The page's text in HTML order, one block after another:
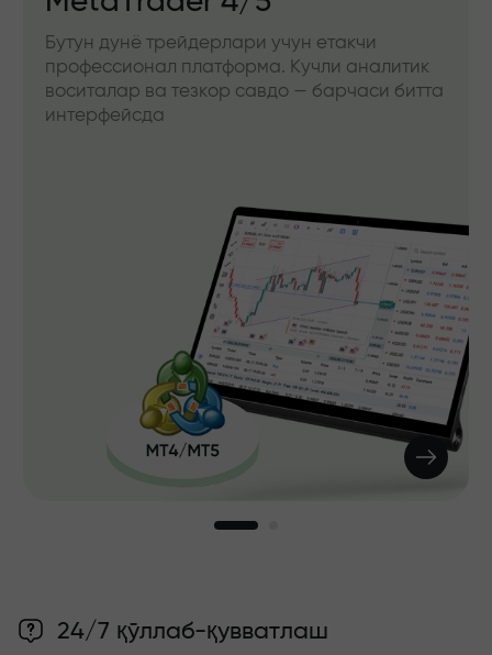
Бутун дунё трейдерлари учун етакчи
профессионал платформа. Кучли аналитик
воситалар ва тезкор савдо — барчаси битта
интерфейсда
24/7 қўллаб-қувватлаш